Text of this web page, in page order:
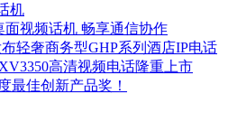
机
视频话机 畅享通信协作
轻奢商务型GHP系列酒店IP电话
高清视频电话隆重上市
最佳创新产品奖！